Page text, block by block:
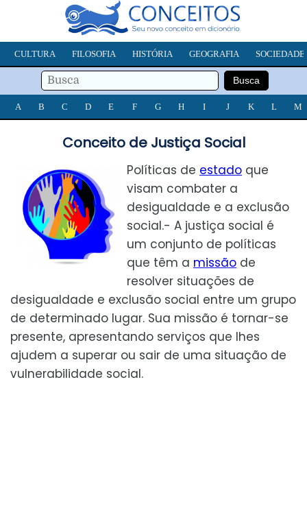
CULTURA FILOSOFIA HISTÓRIA GEOGRAFIA SOCIEDADE
A B C D E F G H I J K L M
Conceito de Justiça Social
Políticas de estado que
visam combater a
desigualdade e a exclusão
social.- A justiça social é
um conjunto de políticas
que têm a missão de
resolver situações de
desigualdade e exclusão social entre um grupo
de determinado lugar. Sua missão é tornar-se
presente, apresentando serviços que lhes
ajudem a superar ou sair de uma situação de
vulnerabilidade social.